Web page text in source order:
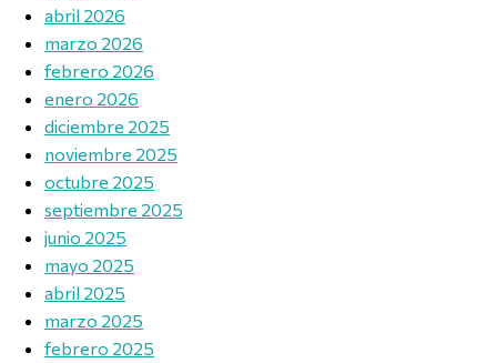
abril 2026
marzo 2026
febrero 2026
enero 2026
diciembre 2025
noviembre 2025
octubre 2025
septiembre 2025
junio 2025
mayo 2025
abril 2025
marzo 2025
febrero 2025